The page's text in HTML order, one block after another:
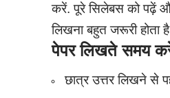
करें. पूरे सिलेबस को पढ़ें
लिखना बहुत जरूरी होता
पेपरलिखते समय
छात्र उत्तर लिखने से